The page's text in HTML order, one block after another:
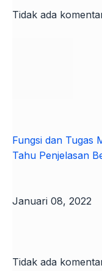
Tidak ada
Fungsi dan Tugas
Tahu Penjelasan
Januari 08, 2022
Tidak ada